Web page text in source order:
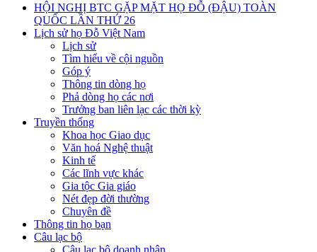
HỘI NGHỊ BTC GẶP MẶT HỌ ĐỖ (ĐẬU) TOÀN
QUỐC LẦN THỨ 26
Lịch sử họ Đỗ Việt Nam
Lịch sử
Tìm hiểu về cội nguồn
Góp ý
Thông tin dòng họ
Phả dòng họ các nơi
Trưởng ban liên lạc các thời kỳ
Truyền thống
Khoa học Giao dục
Văn hoá Nghệ thuật
Kinh tế
Các lĩnh vực khác
Gia tộc Gia giáo
Nét đẹp đời thường
Chuyên đề
Thông tin họ bạn
Câu lạc bộ
Câu lạc bộ doanh nhân